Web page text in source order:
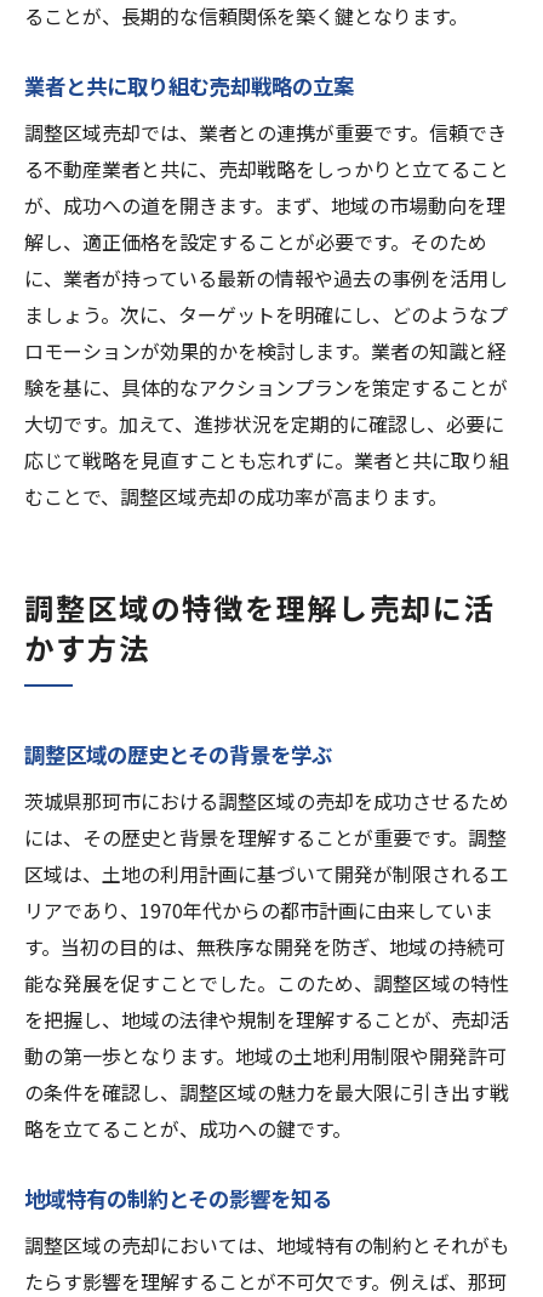
ることが、長期的な信頼関係を築く鍵となります。
業者と共に取り組む売却戦略の立案
調整区域売却では、業者との連携が重要です。信頼でき
る不動産業者と共に、売却戦略をしっかりと立てること
が、成功への道を開きます。まず、地域の市場動向を理
解し、適正価格を設定することが必要です。そのため
に、業者が持っている最新の情報や過去の事例を活用し
ましょう。次に、ターゲットを明確にし、どのようなプ
ロモーションが効果的かを検討します。業者の知識と経
験を基に、具体的なアクションプランを策定することが
大切です。加えて、進捗状況を定期的に確認し、必要に
応じて戦略を見直すことも忘れずに。業者と共に取り組
むことで、調整区域売却の成功率が高まります。
調整区域の特徴を理解し売却に活
かす方法
調整区域の歴史とその背景を学ぶ
茨城県那珂市における調整区域の売却を成功させるため
には、その歴史と背景を理解することが重要です。調整
区域は、土地の利用計画に基づいて開発が制限されるエ
リアであり、1970年代からの都市計画に由来していま
す。当初の目的は、無秩序な開発を防ぎ、地域の持続可
能な発展を促すことでした。このため、調整区域の特性
を把握し、地域の法律や規制を理解することが、売却活
動の第一歩となります。地域の土地利用制限や開発許可
の条件を確認し、調整区域の魅力を最大限に引き出す戦
略を立てることが、成功への鍵です。
地域特有の制約とその影響を知る
調整区域の売却においては、地域特有の制約とそれがも
たらす影響を理解することが不可欠です。例えば、那珂